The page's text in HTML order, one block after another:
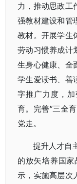
力，推动思政工
强教材建设和管
教材。开展学生
劳动习惯养成计
生身心健康、全
学生爱读书、善
字推广力度，
育。完善“三全
党走。
提升人才自
的放矢培养国
示，实施高层次